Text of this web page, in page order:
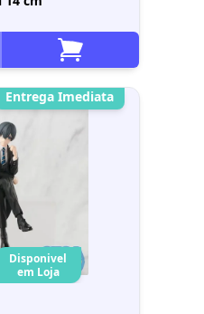
Entrega Imediata
Disponivel
em Loja